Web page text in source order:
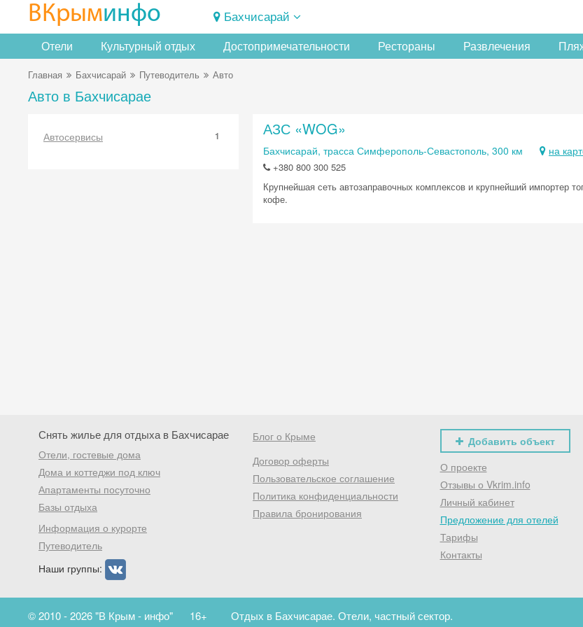
ВКрыминфо Бахчисарай
Отели Культурный отдых Достопримечательности Рестораны Развлечения
Главная Бахчисарай Путеводитель Авто
Авто в Бахчисарае
Автосервисы 1 АЗС «WOG»
Бахчисарай, трасса Симферополь-Севастополь, 300 км на
+380 800 300 525
Крупнейшая сеть автозаправочных комплексов и крупнейший импортер
кофе.
Снять жилье для отдыха в Бахчисарае
Отели, гостевые дома
Дома и коттеджи под ключ
Апартаменты посуточно
Базы отдыха
Информация о курорте
Путеводитель
Наши группы:
Блог о Крыме
Договор оферты
Пользовательское соглашение
Политика конфиденциальности
Правила бронирования
Добавить объект
О проекте
Отзывы о Vkrim.info
Личный кабинет
Предложение для отелей
Тарифы
Контакты
© 2010 - 2026 "В Крым - инфо" 16+ Отдых в Бахчисарае. Отели, частный сектор.